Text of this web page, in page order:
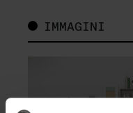
IMMAGINI